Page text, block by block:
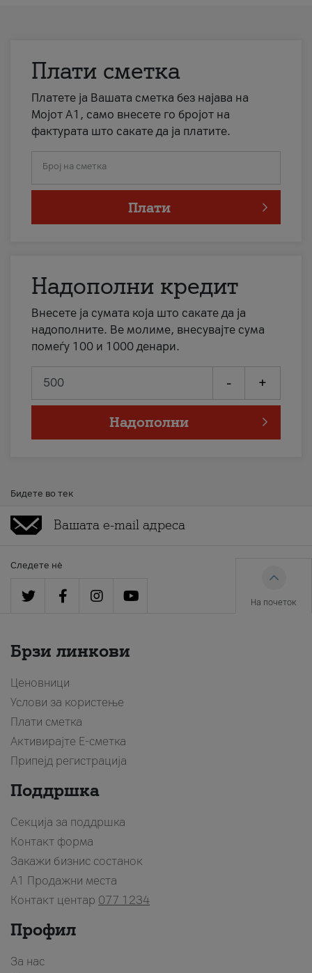
Плати сметка
Платете ја Вашата сметка без најава на
Мојот А1, само внесете го бројот на
фактурата што сакате да ја платите.
Број на сметка
Плати
Надополни кредит
Внесете ја сумата која што сакате да ја
надополните. Ве молиме, внесувајте сума
помеѓу 100 и 1000 денари.
- +
Надополни
Бидете во тек
Следете нè
На почеток
Брзи линкови
Ценовници
Услови за користење
Плати сметка
Активирајте Е-сметка
Припејд регистрација
Поддршка
Секција за поддршка
Контакт форма
Закажи бизнис состанок
A1 Продажни места
Контакт центар 077 1234
Профил
За нас